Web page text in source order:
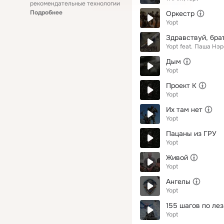
рекомендательные технологии
Подробнее
Оркестр
Yopt
Здравствуй,
Yopt feat. Паша
Дым
Yopt
Проект К
Yopt
Их там нет
Yopt
Пацаны из ГРУ
Yopt
Живой
Yopt
Ангелы
Yopt
155 шагов по
Yopt